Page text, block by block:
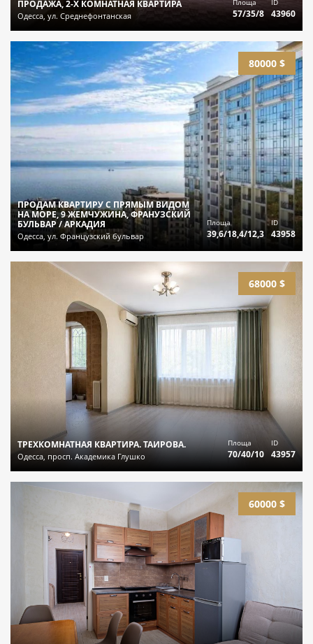
ПРОДАЖА, 2-Х КОМНАТНАЯ КВАРТИРА
Одесса, ул. Среднефонтанская 57/35/8 43960
80000 $
ПРОДАМ КВАРТИРУ С ПРЯМЫМ ВИДОМ
НА МОРЕ, 9 ЖЕМЧУЖИНА, ФРАНУЗСКИЙ
БУЛЬВАР / АРКАДИЯ
Одесса, ул. Французский бульвар
Площа
39,6/18,4/12,3
ID
43958
68000 $
ТРЕХКОМНАТНАЯ КВАРТИРА. ТАИРОВА.
Одесса, просп. Академика Глушко
Площа
70/40/10
ID
43957
60000 $